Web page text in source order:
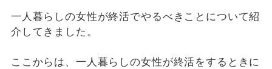
一人暮らしの女性が終活でやるべきことについて紹
介してきました。
ここからは、一人暮らしの女性が終活をするときに